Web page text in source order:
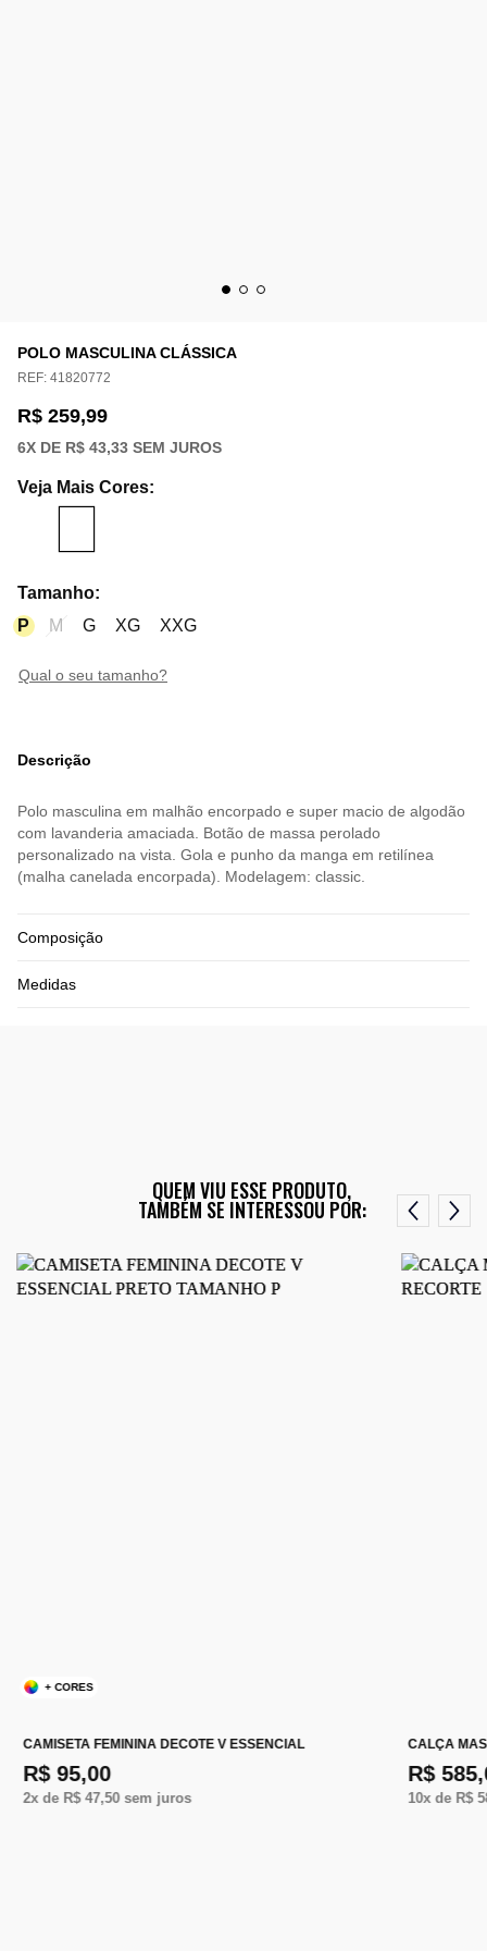
POLO MASCULINA CLÁSSICA
REF: 41820772
R$ 259,99
6X DE R$ 43,33 SEM JUROS
Veja Mais Cores:
Tamanho:
P
M G XG XXG
qual o seu tamanho?
Descrição
Polo masculina em malhão encorpado e super macio de algodão
com lavanderia amaciada. Botão de massa perolado
personalizado na vista. Gola e punho da manga em retilínea
(malha canelada encorpada). Modelagem: classic.
Composição
Medidas
QUEM VIU ESSE PRODUTO,
TAMBÉM SE INTERESSOU POR:
+ CORES
CAMISETA FEMININA DECOTE V ESSENCIAL
R$ 95,00
2x de R$ 47,50sem juros
CALÇA
R$
10x de R$